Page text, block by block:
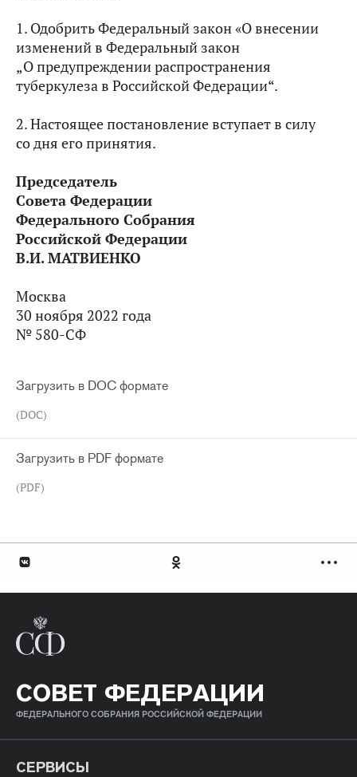
1. Одобрить Федеральный закон «О внесении
изменений в Федеральный закон
„О предупреждении распространения
туберкулеза в Российской Федерации“.
2. Настоящее постановление вступает в силу
со дня его принятия.
Председатель
Совета Федерации
Федерального Собрания
Российской Федерации
В.И. МАТВИЕНКО
Москва
30 ноября 2022 года
№ 580-СФ
Загрузить в DOC формате
(DOC)
Загрузить в PDF формате
(PDF)
СОВЕТ ФЕДЕРАЦИИ
ФЕДЕРАЛЬНОГО СОБРАНИЯ РОССИЙСКОЙ ФЕДЕРАЦИИ
СЕРВИСЫ